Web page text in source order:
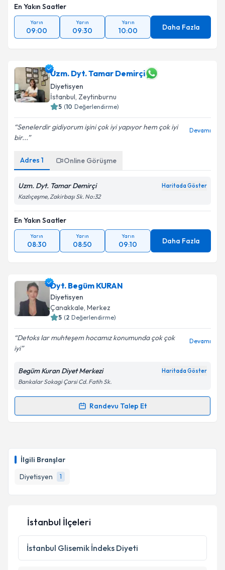
İlgili Branşlar
Diyetisyen
1
En Yakın Saatler
Yarın
09:00
Yarın
09:30
Yarın
10:00 Daha Fazla
Uzm. Dyt. Tamar Demirçi
Diyetisyen
İstanbul, Zeytinburnu
5 (10 Değerlendirme)
Senelerdir gidiyorum işini çok iyi yapıyor hem çok iyi
bir...
Devamı
Adres 1 Online Görüşme
Uzm. Dyt. Tamar Demirçi Haritada Göster
Kazlıçeşme, Zakirbaşı Sk. No:32
En Yakın Saatler
Yarın
08:30
Yarın
08:50
Yarın
09:10 Daha Fazla
Dyt. Begüm KURAN
Diyetisyen
Çanakkale, Merkez
5 (2 Değerlendirme)
Detoks lar muhteşem hocamız konumunda çok çok
iyi
Devamı
Begüm Kuran Diyet Merkezi Haritada Göster
Bankalar Sokagi Çarsi Cd. Fatih Sk.
Randevu Talep Et
Randevu Takvimi Talebi
takvim hazırlandığında e-posta ile bilgilendireceğiz.
E-posta Adresiniz
Kişisel verilerimin işlenmesine ilişkinAydınlatma
Metni'ni okudum ve kişisel verilerimin belirtilen
kapsamda işlenmesini kabul ediyorum.
İstanbul İlçeleri
İstanbul Glisemik İndeks Diyeti